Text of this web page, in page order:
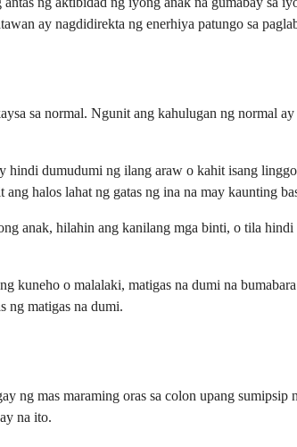
ay nagdidirekta ng enerhiya patungo sa
sa normal. Ngunit ang kahulugan ng normal
dumudumi ng ilang araw o kahit isang
halos lahat ng gatas ng ina na may kaunting
anak, hilahin ang kanilang mga binti, o tila
o malalaki, matigas na dumi na
ng matigas na dumi.
ng mas maraming oras sa colon upang
na ito.